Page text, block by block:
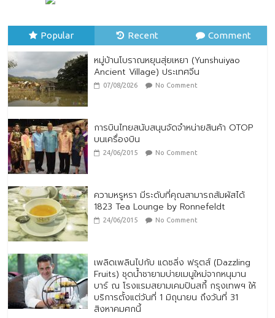
Popular Recent Comment
หมู่บ้านโบราณหยุนสุ่ยเหยา (Yunshuiyao
Ancient Village) ประเทศจีน
07/08/2026 No Comment
การบินไทยสนับสนุนจัดจำหน่ายสินค้า OTOP
บนเครื่องบิน
24/06/2015 No Comment
ความหรูหรา มีระดับที่คุณสามารถสัมผัสได้
1823 Tea Lounge by Ronnefeldt
24/06/2015 No Comment
เพลิดเพลินไปกับ แดซลิ่ง ฟรุตส์ (Dazzling
Fruits) ชุดน้ำชายามบ่ายเมนูใหม่จากหนุมาน
บาร์ ณ โรงแรมสยามเคมปินสกี้ กรุงเทพฯ ให้
บริการตั้งแต่วันที่ 1 มิถุนายน ถึงวันที่ 31
สิงหาคมศกนี้